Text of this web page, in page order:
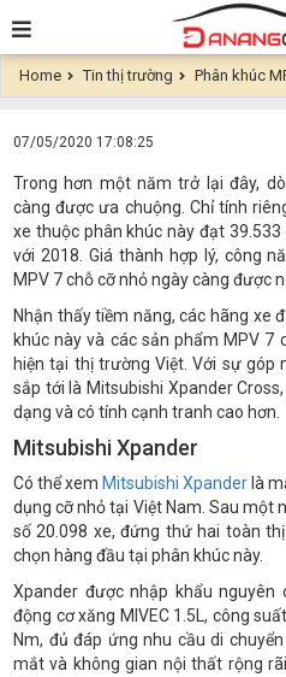
Home Tin thị trường Phân khúc
07/05/2020 17:08:25
Trong hơn một năm trở lại đây,
càng được ưa chuộng. Chỉ tính
xe thuộc phân khúc này đạt
với 2018. Giá thành hợp lý, công
MPV 7 chỗ cỡ nhỏ ngày càng được
Nhận thấy tiềm năng, các hãng xe
khúc này và các sản phẩm MPV 7
hiện tại thị trường Việt. Với sự góp
sắp tới là Mitsubishi Xpander
dạng và có tính cạnh tranh cao hơn.
Mitsubishi Xpander
Có thể xem Mitsubishi Xpander là
dụng cỡ nhỏ tại Việt Nam. Sau một
số 20.098 xe, đứng thứ hai toàn
chọn hàng đầu tại phân khúc này.
Xpander được nhập khẩu nguyên
động cơ xăng MIVEC 1.5L, công
Nm, đủ đáp ứng nhu cầu di
mắt và không gian nội thất rộng